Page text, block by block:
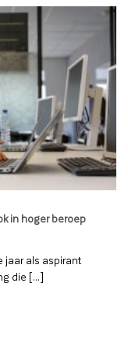
in hoger beroep
jaar als aspirant
die [...]